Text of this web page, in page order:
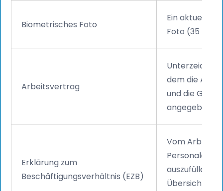
Biometrisches Foto
Ein aktuelles
Foto (35 mm
Arbeitsvertrag
dem die
und die
angegeben
Erklärung zum
Beschäftigungsverhältnis (EZB)
Vom
auszufüllen,
Übersicht